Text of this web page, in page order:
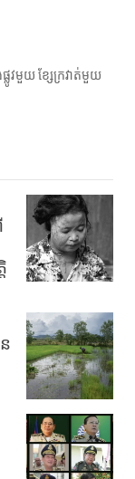
វមួយ ខ្សែក្រវាត់មួយ